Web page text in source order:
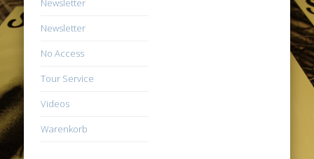
Newsletter
Newsletter
No Access
Tour Service
Videos
Warenkorb